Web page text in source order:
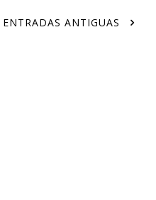
ENTRADAS ANTIGUAS